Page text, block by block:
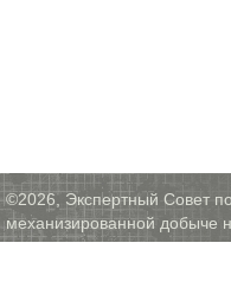
©2026, Экспертный Совет
механизированной добыче